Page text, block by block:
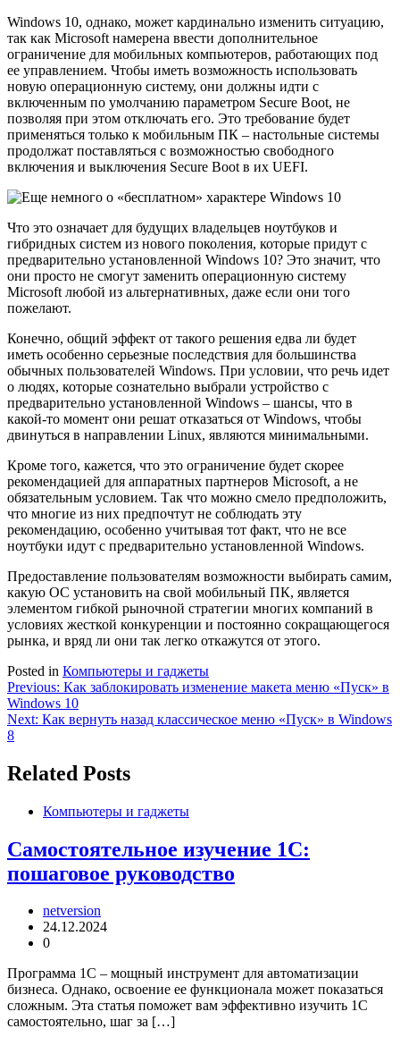
Windows 10, однако, может кардинально изменить ситуацию,
так как Microsoft намерена ввести дополнительное
ограничение для мобильных компьютеров, работающих под
ее управлением. Чтобы иметь возможность использовать
новую операционную систему, они должны идти с
включенным по умолчанию параметром Secure Boot, не
позволяя при этом отключать его. Это требование будет
применяться только к мобильным ПК – настольные системы
продолжат поставляться с возможностью свободного
включения и выключения Secure Boot в их UEFI.
Что это означает для будущих владельцев ноутбуков и
гибридных систем из нового поколения, которые придут с
предварительно установленной Windows 10? Это значит, что
они просто не смогут заменить операционную систему
Microsoft любой из альтернативных, даже если они того
пожелают.
Конечно, общий эффект от такого решения едва ли будет
иметь особенно серьезные последствия для большинства
обычных пользователей Windows. При условии, что речь идет
о людях, которые сознательно выбрали устройство с
предварительно установленной Windows – шансы, что в
какой-то момент они решат отказаться от Windows, чтобы
двинуться в направлении Linux, являются минимальными.
Кроме того, кажется, что это ограничение будет скорее
рекомендацией для аппаратных партнеров Microsoft, а не
обязательным условием. Так что можно смело предположить,
что многие из них предпочтут не соблюдать эту
рекомендацию, особенно учитывая тот факт, что не все
ноутбуки идут с предварительно установленной Windows.
Предоставление пользователям возможности выбирать самим,
какую ОС установить на свой мобильный ПК, является
элементом гибкой рыночной стратегии многих компаний в
условиях жесткой конкуренции и постоянно сокращающегося
рынка, и вряд ли они так легко откажутся от этого.
Posted in Компьютеры и гаджеты
Навигация
по
записям
Previous: Как заблокировать изменение макета меню «Пуск» в
Windows 10
Next: Как вернуть назад классическое меню «Пуск» в Windows
8
Related Posts
Компьютеры и гаджеты
Самостоятельное изучение 1С:
пошаговое руководство
netversion
24.12.2024
0
Программа 1С – мощный инструмент для автоматизации
бизнеса. Однако, освоение ее функционала может показаться
сложным. Эта статья поможет вам эффективно изучить 1С
самостоятельно, шаг за […]